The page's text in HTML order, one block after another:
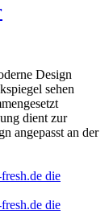
Design
sehen
dient zur
angepasst an der